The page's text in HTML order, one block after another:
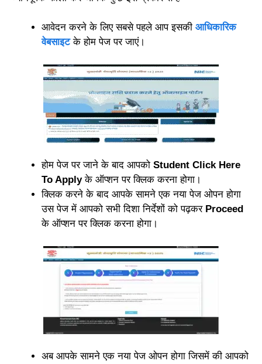
आवेदन करने के लिए सबसे पहले आप इसकी आधिकारिक
वेबसाइटके होम पेज पर जाएं।
होम पेज पर जाने के बाद आपको Student Click Here
To Applyके ऑप्शन पर क्लिक करना होगा।
क्लिक करने के बाद आपके सामने एक नया पेज ओपन होगा
उस पेज में आपको सभी दिशा निर्देशों को पढ़करProceed
के ऑप्शन पर क्लिक करना होगा।
अब आपके सामने एक नया पेज ओपन होगा जिसमें की आपको